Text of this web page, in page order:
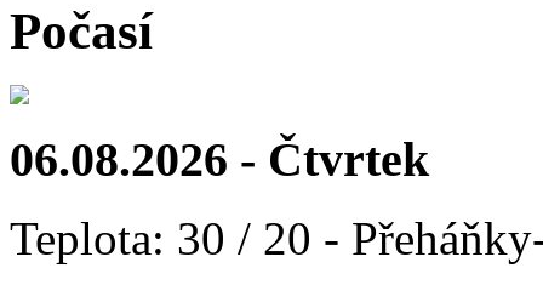
Počasí
06.08.2026 - Čtvrtek
Teplota: 30 / 20 -